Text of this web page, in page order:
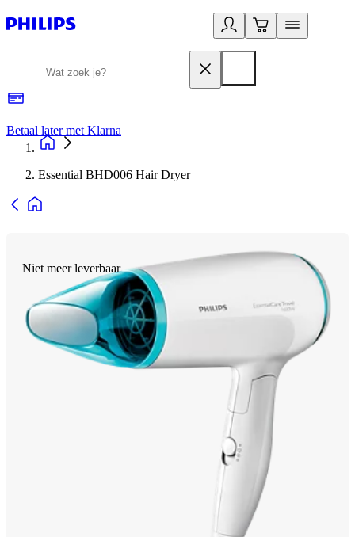
Betaal later met Klarna
Essential BHD006 Hair Dryer
Niet meer leverbaar